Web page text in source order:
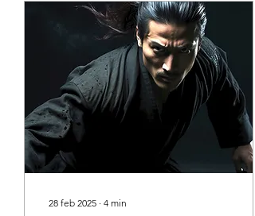
28 feb 2025 ∙ 4 min